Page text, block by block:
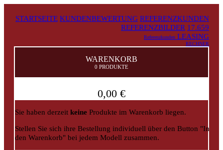
STARTSEITE KUNDENBEWERTUNG REFERENZKUNDEN
REFERENZBILDER 17.659
Referenzkunden LEASING
RECHNER
WARENKORB
0 PRODUKTE
0,00 €
Sie haben derzeit keine Produkte im Warenkorb liegen.
Stellen Sie sich ihre Bestellung individuell über den Button "In
den Warenkorb" bei jedem Modell zusammen.